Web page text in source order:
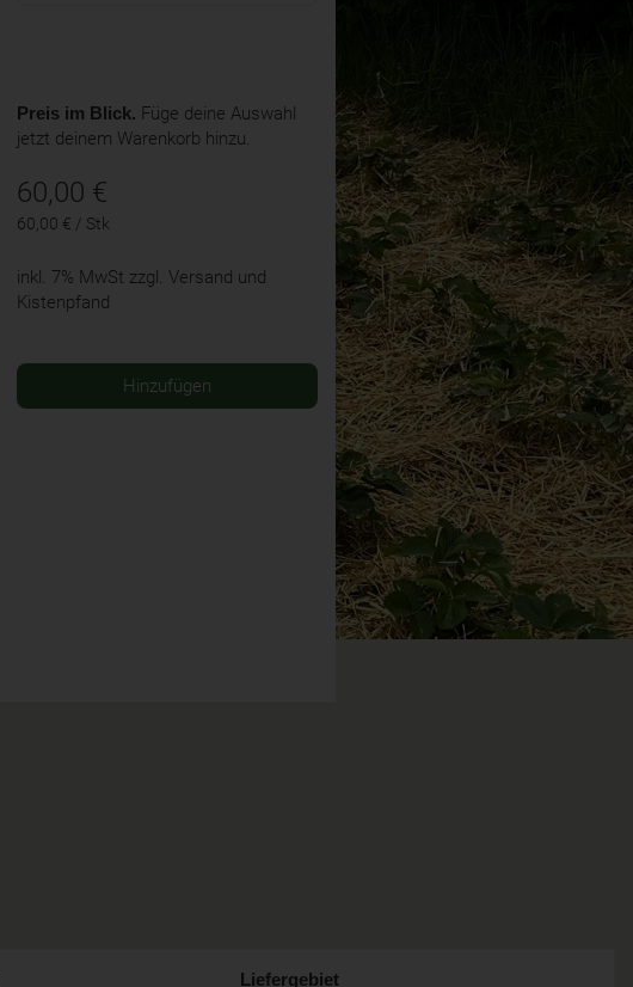
Preis im Blick. Füge deine Auswahl
jetzt deinem Warenkorb hinzu.
60,00 €
60,00 € / Stk
inkl. 7% MwSt zzgl. Versand und
Kistenpfand
Hinzufügen
Liefergebiet